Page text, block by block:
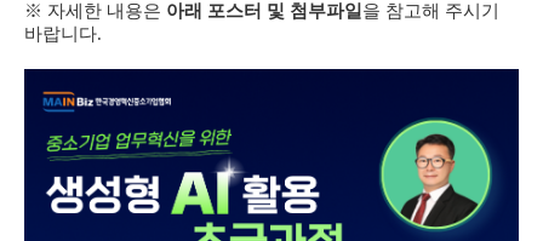
※ 자세한 내용은 아래 포스터 및 첨부파일 을 참고해 주시기
바랍니다.